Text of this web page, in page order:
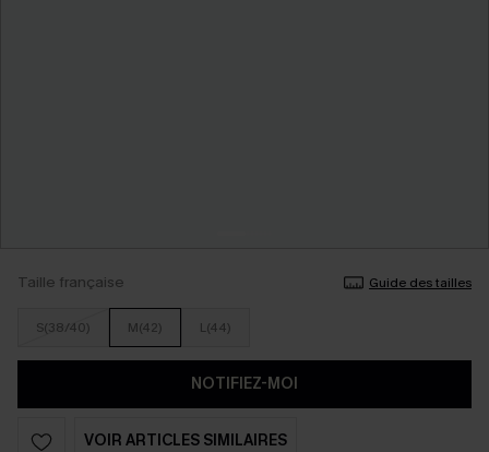
Taille française Guide des tailles
S(38/40) M(42) L(44)
NOTIFIEZ-MOI
VOIR ARTICLES SIMILAIRES